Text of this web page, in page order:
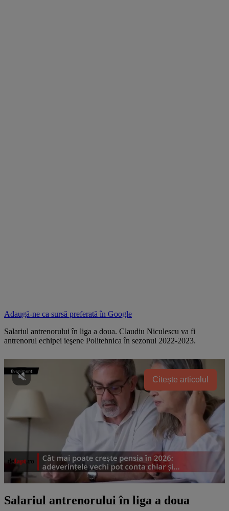
Adaugă-ne ca sursă preferată în Google
Salariul antrenorului în liga a doua. Claudiu Niculescu va fi
antrenorul echipei ieşene Politehnica în sezonul 2022-2023.
Citește articolul
Salariul antrenorului în liga a doua